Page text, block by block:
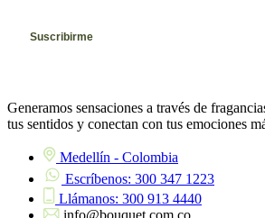
Generamos sensaciones a través de
tus sentidos y conectan con tus emociones
Medellín - Colombia
Escríbenos: 300 347 1223
Llámanos: 300 913 4440
info@bouquet.com.co